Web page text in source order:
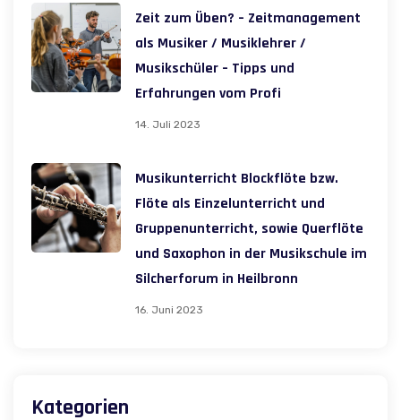
Zeit zum Üben? – Zeitmanagement
als Musiker / Musiklehrer /
Musikschüler – Tipps und
Erfahrungen vom Profi
14. Juli 2023
Musikunterricht Blockflöte bzw.
Flöte als Einzelunterricht und
Gruppenunterricht, sowie Querflöte
und Saxophon in der Musikschule im
Silcherforum in Heilbronn
16. Juni 2023
Kategorien